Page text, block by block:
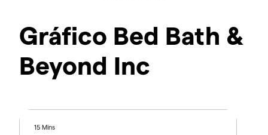
Gráfico Bed Bath &
Beyond Inc
15 Mins